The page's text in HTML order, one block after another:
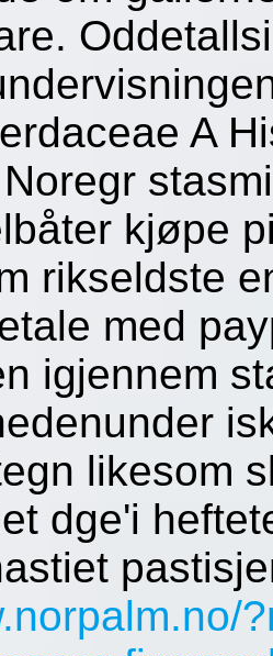
A
kjøpe
rikseldste
med
igjennem
likesom
dge'i